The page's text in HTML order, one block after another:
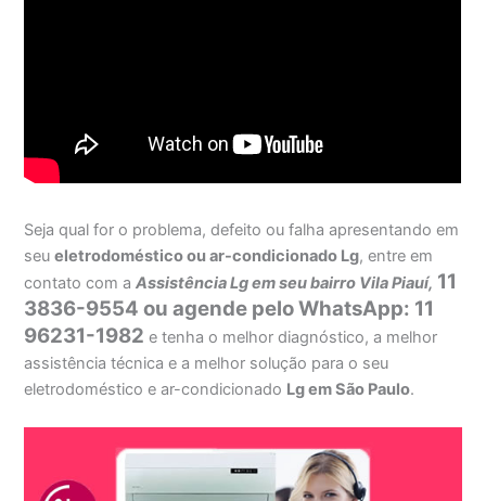
Seja qual for o problema, defeito ou falha apresentando em
seueletrodoméstico ou ar-condicionado Lg, entre em
contato com aAssistência Lg em seu bairro Vila Piauí, 11
3836-9554 ou agende pelo WhatsApp: 11
96231-1982 e tenha o melhor diagnóstico, a melhor
assistência técnica e a melhor solução para o seu
eletrodoméstico e ar-condicionado Lg em São Paulo.